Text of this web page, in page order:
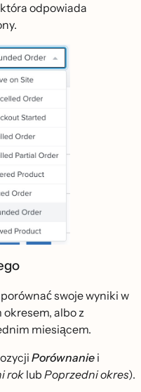
odpowiada
swoje wyniki w
albo z
miesiącem.
Porównanie i
rok lub Poprzedni okres).